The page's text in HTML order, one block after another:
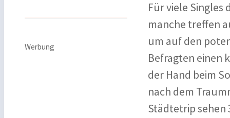
Werbung
Für viele
manche treffen
um auf den
Befragten einen
der Hand beim
nach dem
Städtetrip sehen